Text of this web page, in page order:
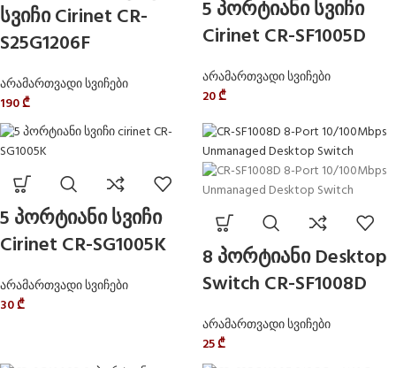
სვიჩი Cirinet CR-
S25G1206F
არამართვადი სვიჩები
190₾
5 პორტიანი სვიჩი
Cirinet CR-SF1005D
არამართვადი სვიჩები
20₾
5 პორტიანი სვიჩი
Cirinet CR-SG1005K
არამართვადი სვიჩები
30₾
8 პორტიანი Desktop
Switch CR-SF1008D
არამართვადი სვიჩები
25₾